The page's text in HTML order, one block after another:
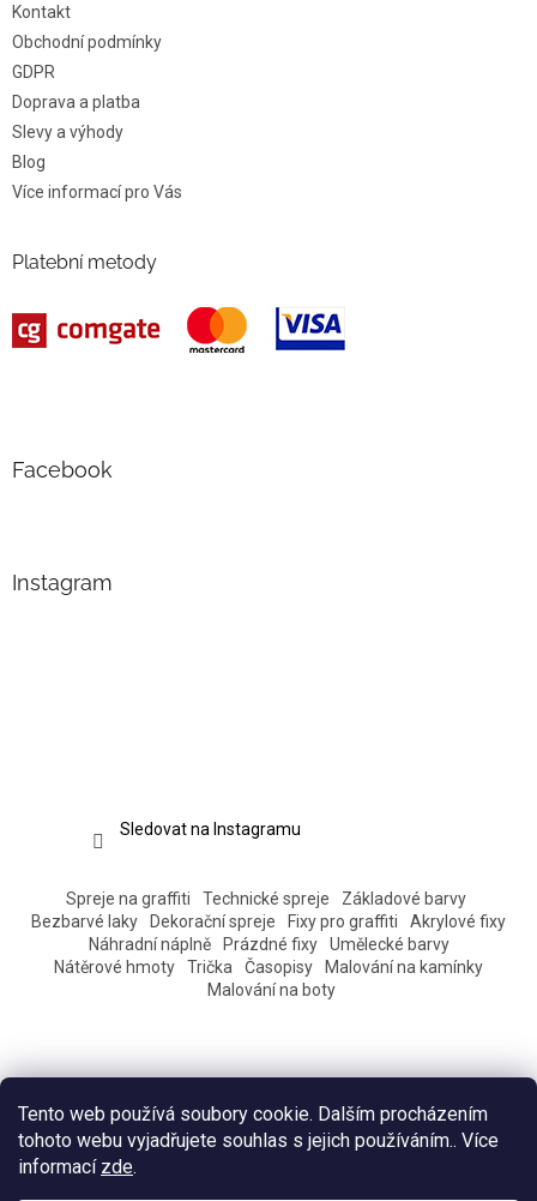
Tento web používá soubory cookie. Dalším procházením
tohoto webu vyjadřujete souhlas s jejich používáním.. Více
informací zde.
Kontakt
Obchodní podmínky
GDPR
Doprava a platba
Slevy a výhody
Blog
Více informací pro Vás
Platební metody
Facebook
Instagram
Sledovat na Instagramu
Spreje na graffiti Technické spreje
Základové barvy
Bezbarvé laky
Dekorační spreje Fixy pro graffiti
Akrylové fixy
Náhradní náplně
Prázdné fixy
Umělecké barvy
Nátěrové hmoty
Trička Časopisy
Malování na kamínky
Malování na boty